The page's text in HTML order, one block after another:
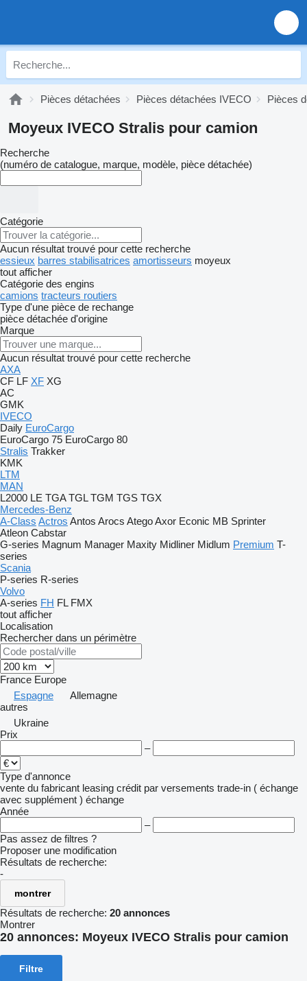
Pièces détachées Pièces détachées IVECO Pièces
Moyeux IVECO Stralis pour camion
Recherche
(numéro de catalogue, marque, modèle, pièce détachée)
Catégorie
Aucun résultat trouvé pour cette recherche
essieux barres stabilisatrices amortisseurs moyeux
tout afficher
Catégorie des engins
camions tracteurs routiers
Type d'une pièce de rechange
pièce détachée d'origine
Marque
Aucun résultat trouvé pour cette recherche
AXA
CF LF XF XG
AC
GMK
IVECO
Daily EuroCargo
EuroCargo 75 EuroCargo 80
Stralis Trakker
KMK
LTM
MAN
L2000 LE TGA TGL TGM TGS TGX
Mercedes-Benz
A-Class Actros Antos Arocs AtegoAxor Econic MB Sprinter
Atleon Cabstar
G-series Magnum Manager Maxity Midliner Midlum Premium T-
series
Scania
P-series R-series
Volvo
A-series FH FL FMX
tout afficher
Localisation
Rechercher dans un périmètre
France Europe
Espagne
Allemagne
autres
Ukraine
Prix
–
Type d'annonce
vente du fabricant leasing crédit par versements trade-in ( échange
avec supplément ) échange
Année
–
Pas assez de filtres ?
Proposer une modification
Résultats de recherche:
-
montrer
Résultats de recherche: 20 annonces
Montrer
20 annonces: Moyeux IVECO Stralis pour camion
Filtre